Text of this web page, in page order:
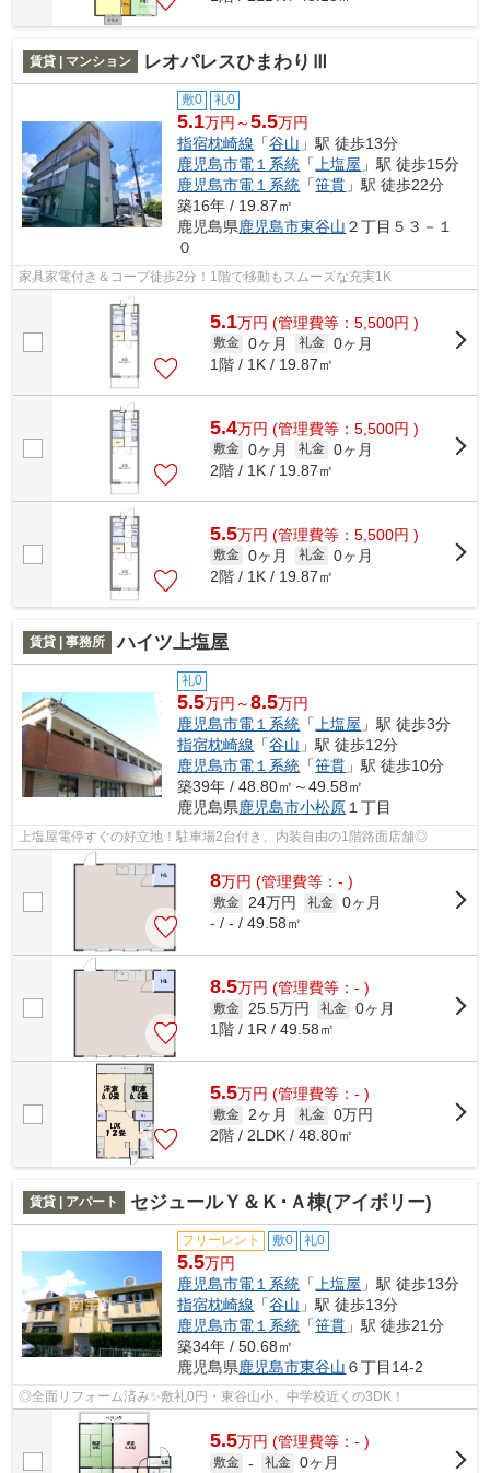
賃貸 | マンション レオパレスひまわりⅢ
敷0 礼0
5.1万円～5.5万円
指宿枕崎線 「谷山 」駅 徒歩13分
鹿児島市電１系統 「 上塩屋 」駅 徒歩15分
鹿児島市電１系統 「笹貫 」駅 徒歩22分
築16年 / 19.87㎡
鹿児島県鹿児島市東谷山 ２丁目５３－１
０
家具家電付き＆コープ徒歩2分！1階で移動もスムーズな充実1K
5.1万円 (管理費等：5,500円 )
敷金 0ヶ月 礼金 0ヶ月
1階 / 1K / 19.87㎡
5.4万円 (管理費等：5,500円 )
敷金 0ヶ月 礼金 0ヶ月
2階 / 1K / 19.87㎡
5.5万円 (管理費等：5,500円 )
敷金 0ヶ月 礼金 0ヶ月
2階 / 1K / 19.87㎡
賃貸 | 事務所 ハイツ上塩屋
礼0
5.5万円～8.5万円
鹿児島市電１系統 「 上塩屋 」駅 徒歩3分
指宿枕崎線 「谷山 」駅 徒歩12分
鹿児島市電１系統 「笹貫 」駅 徒歩10分
築39年 / 48.80㎡～49.58㎡
鹿児島県鹿児島市小松原 １丁目
上塩屋電停すぐの好立地！駐車場2台付き、内装自由の1階路面店舗◎
8万円 (管理費等：- )
敷金 24万円 礼金 0ヶ月
- / - / 49.58㎡
8.5万円 (管理費等：- )
敷金 25.5万円 礼金 0ヶ月
1階 / 1R / 49.58㎡
5.5万円 (管理費等：- )
敷金 2ヶ月 礼金 0万円
2階 / 2LDK / 48.80㎡
賃貸 | アパート セジュールＹ＆Ｋ･Ａ棟(アイボリー)
フリーレント 敷0 礼0
5.5万円
鹿児島市電１系統 「 上塩屋 」駅 徒歩13分
指宿枕崎線 「谷山 」駅 徒歩13分
鹿児島市電１系統 「笹貫 」駅 徒歩21分
築34年 / 50.68㎡
鹿児島県鹿児島市東谷山 ６丁目14-2
◎全面リフォーム済み✨敷礼0円・東谷山小、中学校近くの3DK！
5.5万円 (管理費等：- )
敷金 - 礼金 0ヶ月